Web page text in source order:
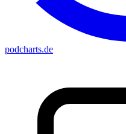
podcharts.de